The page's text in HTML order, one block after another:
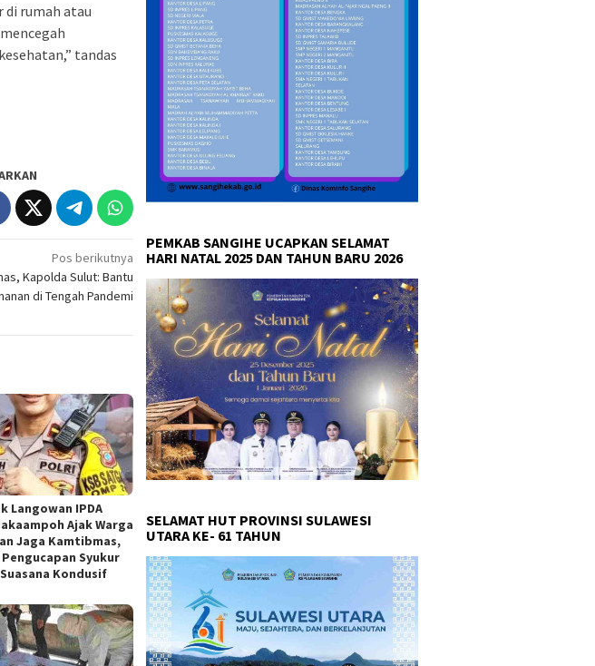
di rumah atau
tandas
Pos berikutnya
Kapolda Sulut: Bantu
di Tengah Pandemi
Langowan IPDA
Ajak Warga
Jaga Kamtibmas,
Syukur
Kondusif
PEMKAB SANGIHE UCAPKAN SELAMAT
HARI NATAL 2025 DAN TAHUN BARU 2026
SELAMAT HUT PROVINSI SULAWESI
UTARA KE- 61 TAHUN